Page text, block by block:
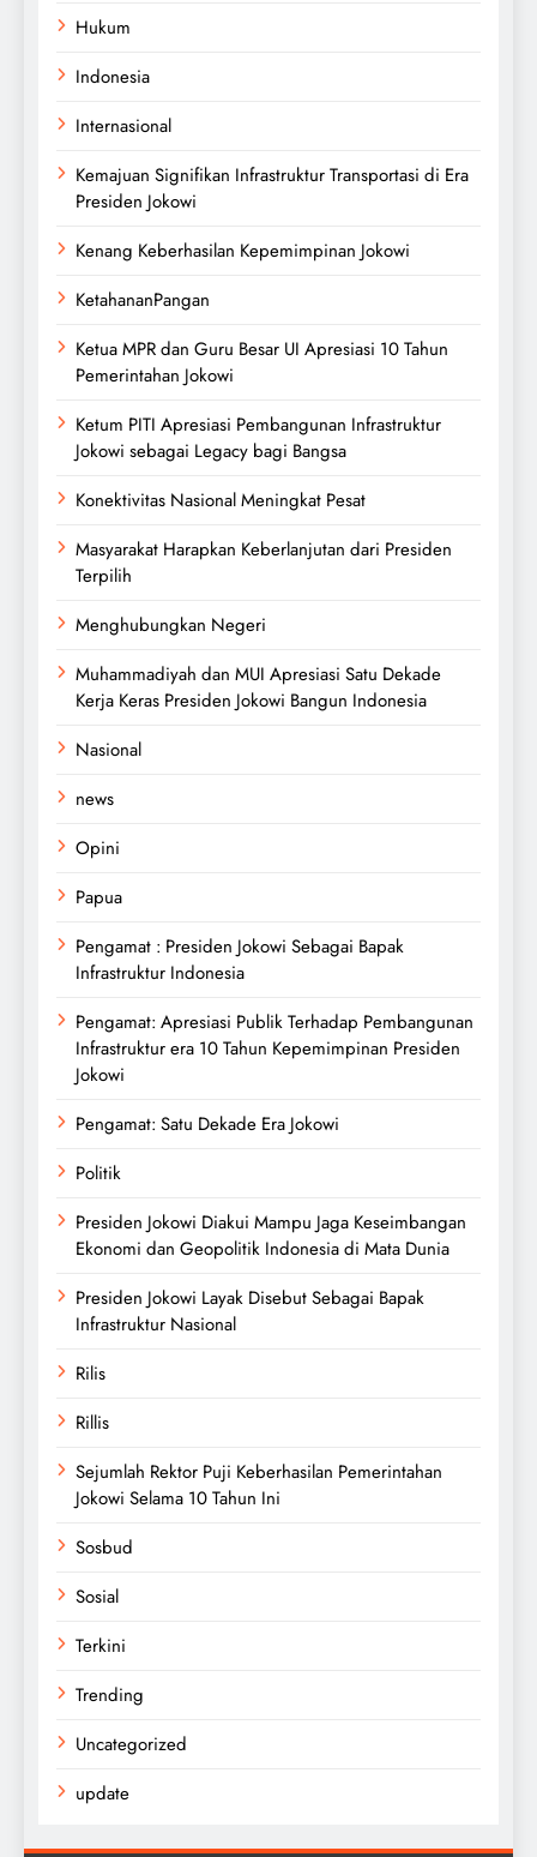
Hukum
Indonesia
Internasional
Kemajuan Signifikan Infrastruktur Transportasi di Era
Presiden Jokowi
Kenang Keberhasilan Kepemimpinan Jokowi
KetahananPangan
Ketua MPR dan Guru Besar UI Apresiasi 10 Tahun
Pemerintahan Jokowi
Ketum PITI Apresiasi Pembangunan Infrastruktur
Jokowi sebagai Legacy bagi Bangsa
Konektivitas Nasional Meningkat Pesat
Masyarakat Harapkan Keberlanjutan dari Presiden
Terpilih
Menghubungkan Negeri
Muhammadiyah dan MUI Apresiasi Satu Dekade
Kerja Keras Presiden Jokowi Bangun Indonesia
Nasional
news
Opini
Papua
Pengamat : Presiden Jokowi Sebagai Bapak
Infrastruktur Indonesia
Pengamat: Apresiasi Publik Terhadap Pembangunan
Infrastruktur era 10 Tahun Kepemimpinan Presiden
Jokowi
Pengamat: Satu Dekade Era Jokowi
Politik
Presiden Jokowi Diakui Mampu Jaga Keseimbangan
Ekonomi dan Geopolitik Indonesia di Mata Dunia
Presiden Jokowi Layak Disebut Sebagai Bapak
Infrastruktur Nasional
Rilis
Rillis
Sejumlah Rektor Puji Keberhasilan Pemerintahan
Jokowi Selama 10 Tahun Ini
Sosbud
Sosial
Terkini
Trending
Uncategorized
update